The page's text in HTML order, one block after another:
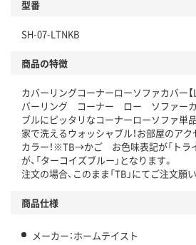
型番
SH-07-LTNKB
商品の特徴
カバーリングコーナーローソファカバー【
バーリング コーナー ロー ソファーカ
ブルにピッタリなコーナーローソファ単
家で洗えるウォッシャブル！お部屋のア
カラー！※TB→かご お色味表記が「トラ
が、「ターコイズブルー」となります
注文の場合、このまま「TB」にてご注文願い
商品仕様
メーカー：ホームテイスト